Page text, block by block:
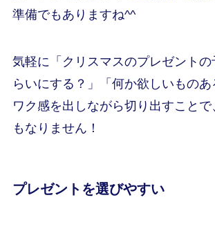
準備でもありますね^^
気軽に「クリスマスのプレゼントの
らいにする？」「何か欲しいものあ
ワク感を出しながら切り出すことで
もなりません！
プレゼントを選びやすい